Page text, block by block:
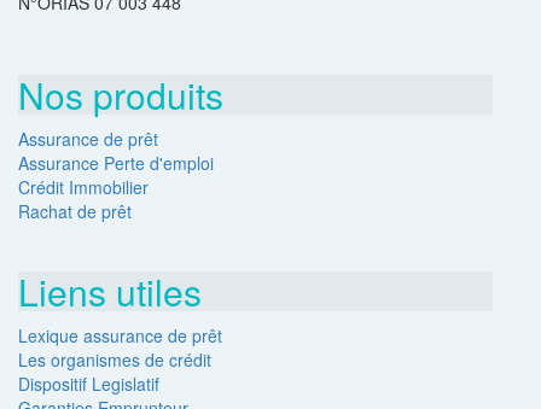
Nos produits
Assurance de prêt
Assurance Perte d'emploi
Crédit Immobilier
Rachat de prêt
Liens utiles
Lexique assurance de prêt
Les organismes de crédit
Dispositif Legislatif